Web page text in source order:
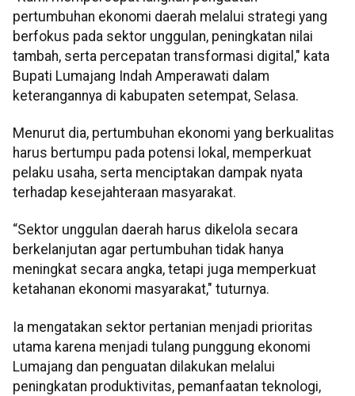
pertumbuhan ekonomi daerah melalui strategi yang
berfokus pada sektor unggulan, peningkatan nilai
tambah, serta percepatan transformasi digital," kata
Bupati Lumajang Indah Amperawati dalam
keterangannya di kabupaten setempat, Selasa.
Menurut dia, pertumbuhan ekonomi yang berkualitas
harus bertumpu pada potensi lokal, memperkuat
pelaku usaha, serta menciptakan dampak nyata
terhadap kesejahteraan masyarakat.
“Sektor unggulan daerah harus dikelola secara
berkelanjutan agar pertumbuhan tidak hanya
meningkat secara angka, tetapi juga memperkuat
ketahanan ekonomi masyarakat," tuturnya.
Ia mengatakan sektor pertanian menjadi prioritas
utama karena menjadi tulang punggung ekonomi
Lumajang dan penguatan dilakukan melalui
peningkatan produktivitas, pemanfaatan teknologi,